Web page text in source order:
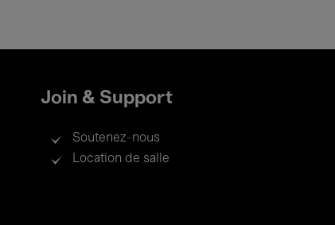
Join & Support
Soutenez-nous
Location de salle